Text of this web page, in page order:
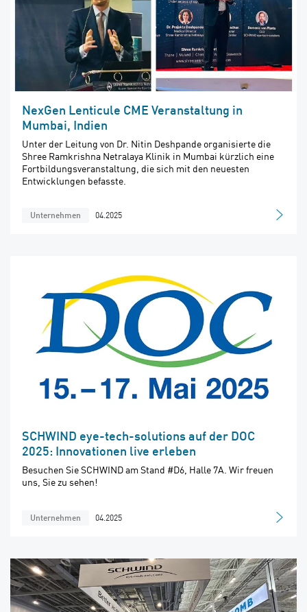
NexGen Lenticule CME Veranstaltung in
Mumbai, Indien
Unter der Leitung von Dr. Nitin Deshpande organisierte die
Shree Ramkrishna Netralaya Klinik in Mumbai kürzlich eine
Fortbildungsveranstaltung, die sich mit den neuesten
Entwicklungen befasste.
Unternehmen 04.2025
SCHWIND eye-tech-solutions auf der DOC
2025: Innovationen live erleben
Besuchen Sie SCHWIND am Stand #D6, Halle 7A. Wir freuen
uns, Sie zu sehen!
Unternehmen 04.2025